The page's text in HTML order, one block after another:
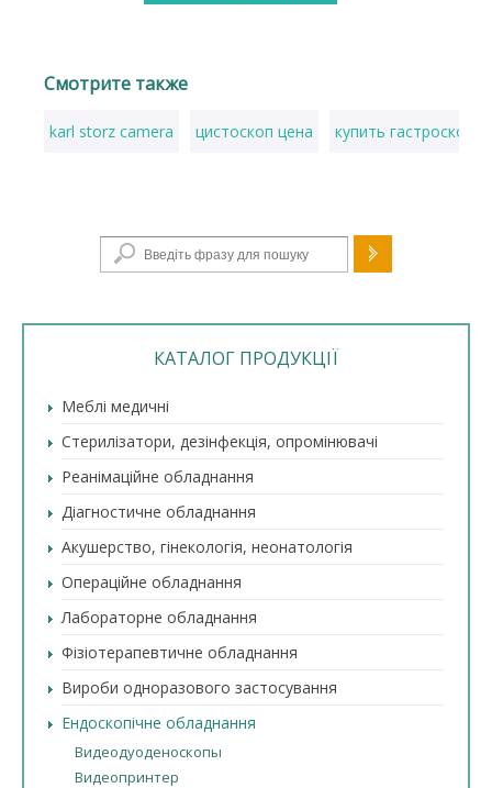
Смотрите также
karl storz camera цистоскоп цена купить гастроскоп
Пошукова форма
КАТАЛОГ ПРОДУКЦІЇ
Меблі медичні
Стерилізатори, дезінфекція, опромінювачі
Реанімаційне обладнання
Діагностичне обладнання
Акушерство, гінекологія, неонатологія
Операційне обладнання
Лабораторне обладнання
Фізіотерапевтичне обладнання
Вироби одноразового застосування
Ендоскопічне обладнання
Видеодуоденоскопы
Видеопринтер